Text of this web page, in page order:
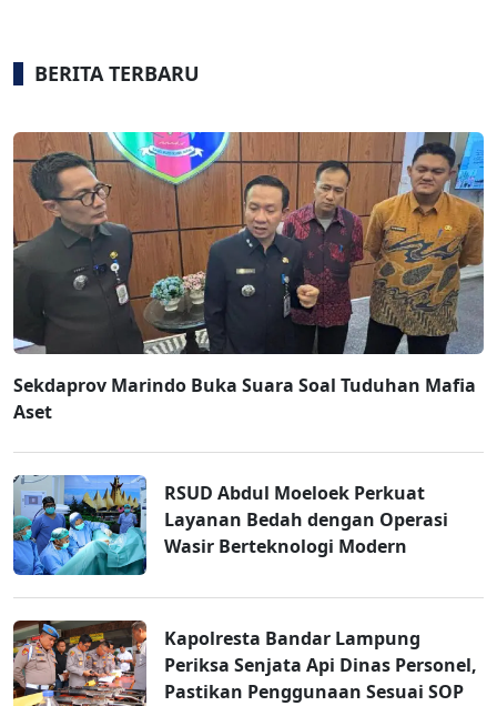
BERITA TERBARU
Sekdaprov Marindo Buka Suara Soal Tuduhan Mafia
Aset
RSUD Abdul Moeloek Perkuat
Layanan Bedah dengan Operasi
Wasir Berteknologi Modern
Kapolresta Bandar Lampung
Periksa Senjata Api Dinas Personel,
Pastikan Penggunaan Sesuai SOP